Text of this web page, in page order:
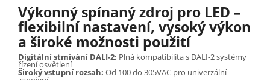
Výkonný spínaný zdroj pro LED –
flexibilní nastavení, vysoký výkon
a široké možnosti použití
Digitální stmívání DALI-2: Plná kompatibilita s DALI-2 systémy
řízení osvětlení
Široký vstupní rozsah: Od 100 do 305VAC pro univerzální